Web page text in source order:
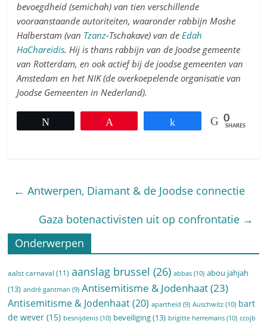
bevoegdheid (semichah) van tien verschillende
vooraanstaande autoriteiten, waaronder rabbijn Moshe
Halberstam (van Tzanz-Tschakave) van deEdah
HaChareidis. Hij is thans rabbijn van de Joodse gemeente
van Rotterdam, en ook actief bij de joodse gemeenten van
Amstedam en het NIK (de overkoepelende organisatie van
Joodse Gemeenten in Nederland).
0
SHARES
← Antwerpen, Diamant & de Joodse connectie
Gaza botenactivisten uit op confrontatie →
Onderwerpen
aalst carnaval (11) aanslag brussel (26) abbas (10) abou jahjah
(13) andré gantman (9) Antisemitisme & Jodenhaat(23)
Antisemitisme & Jodenhaat(20) apartheid (9) Auschwitz (10) bart
de wever (15) besnijdenis (10) beveiliging(13) brigitte herremans (10) ccojb